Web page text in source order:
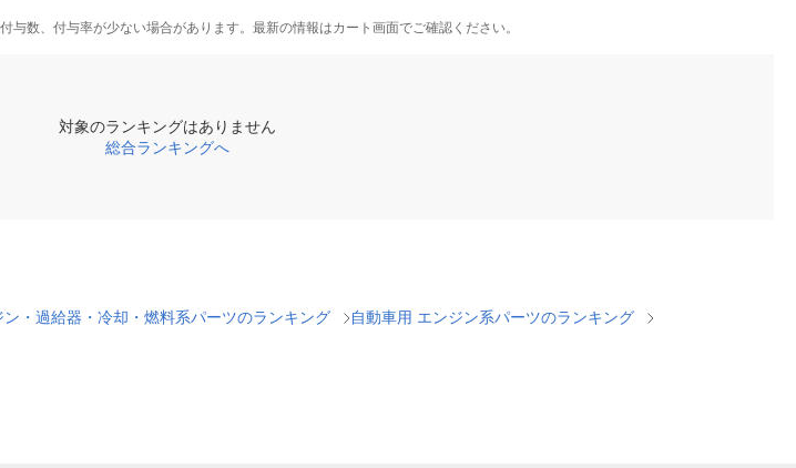
数、付与率が少ない場合があります。最新の情報はカート画面でご確認ください。
対象のランキングはありません
総合ランキングへ
ン・過給器・冷却・燃料系パーツのランキング
自動車用 エンジン系パーツのランキング